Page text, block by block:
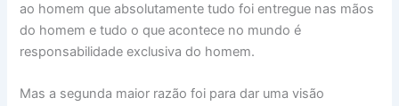
ao homem que absolutamente tudo foi entregue nas mãos
do homem e tudo o que acontece no mundo é
responsabilidade exclusiva do homem.
Mas a segunda maior razão foi para dar uma visão